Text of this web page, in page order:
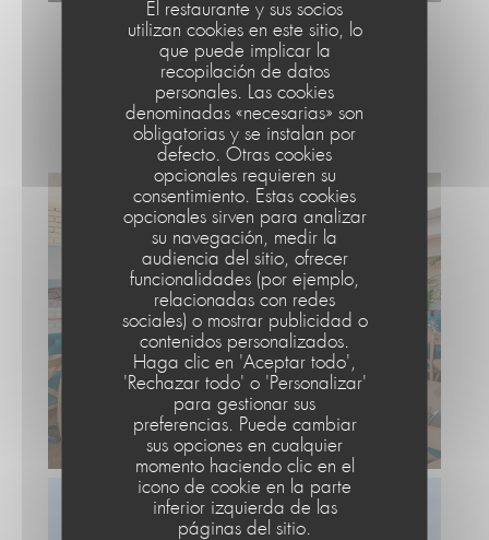
El restaurante y sus socios
utilizan cookies en este sitio, lo
que puede implicar la
recopilación de datos
personales. Las cookies
denominadas «necesarias» son
obligatorias y se instalan por
defecto. Otras cookies
opcionales requieren su
consentimiento. Estas cookies
opcionales sirven para analizar
su navegación, medir la
audiencia del sitio, ofrecer
funcionalidades (por ejemplo,
relacionadas con redes
sociales) o mostrar publicidad o
contenidos personalizados.
Haga clic en 'Aceptar todo',
'Rechazar todo' o 'Personalizar'
para gestionar sus
preferencias. Puede cambiar
sus opciones en cualquier
momento haciendo clic en el
icono de cookie en la parte
inferior izquierda de las
páginas del sitio.
Café de la Plage
Le Café de la Plage